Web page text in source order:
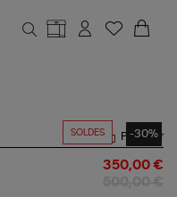
SOLDES -30%
Partager
350,00 €